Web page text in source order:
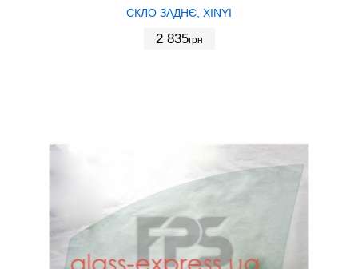
СКЛО ЗАДНЄ, XINYI
2 835грн